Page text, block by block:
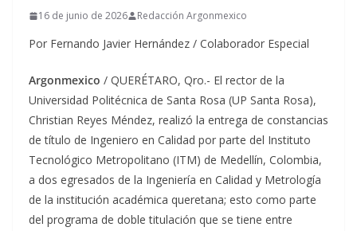
16 de junio de 2026 Redacción Argonmexico
Por Fernando Javier Hernández / Colaborador Especial
Argonmexico / QUERÉTARO, Qro.- El rector de la
Universidad Politécnica de Santa Rosa (UP Santa Rosa),
Christian Reyes Méndez, realizó la entrega de constancias
de título de Ingeniero en Calidad por parte del Instituto
Tecnológico Metropolitano (ITM) de Medellín, Colombia,
a dos egresados de la Ingeniería en Calidad y Metrología
de la institución académica queretana; esto como parte
del programa de doble titulación que se tiene entre